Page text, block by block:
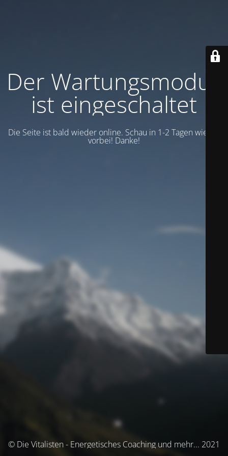
Der Wartungsmodus
ist eingeschaltet
Die Seite ist bald wieder online. Schau in 1-2 Tagen wieder
vorbei! Danke!
© Die Vitalisten - Energetisches Coaching und mehr... 2021